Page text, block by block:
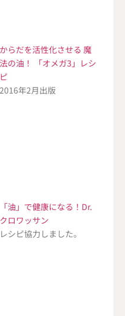
からだを活性化させる 魔
法の油！ 「オメガ3」レシ
ピ
2016年2月出版
「油」で健康になる！Dr.
クロワッサン
レシピ協力しました。